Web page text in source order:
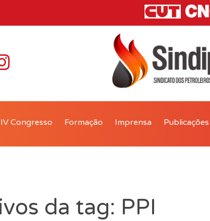
Congresso Formação Imprensa Publicações
da tag: PPI